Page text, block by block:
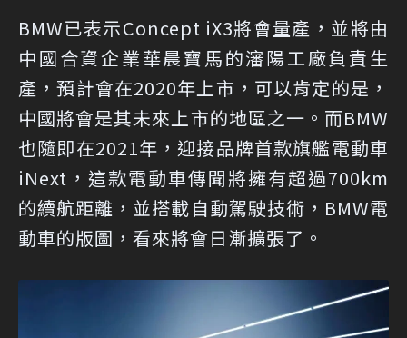
BMW已表示Concept iX3將會量產，並將由
中國合資企業華晨寶馬的瀋陽工廠負責生
產，預計會在2020年上市，可以肯定的是，
中國將會是其未來上市的地區之一。而BMW
也隨即在2021年，迎接品牌首款旗艦電動車
iNext，這款電動車傳聞將擁有超過700km
的續航距離，並搭載自動駕駛技術，BMW電
動車的版圖，看來將會日漸擴張了。